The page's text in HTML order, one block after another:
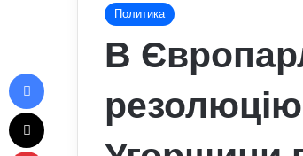
Политика
В